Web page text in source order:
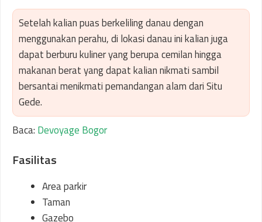
Setelah kalian puas berkeliling danau dengan
menggunakan perahu, di lokasi danau ini kalian juga
dapat berburu kuliner yang berupa cemilan hingga
makanan berat yang dapat kalian nikmati sambil
bersantai menikmati pemandangan alam dari Situ
Gede.
Baca: Devoyage Bogor
Fasilitas
Area parkir
Taman
Gazebo